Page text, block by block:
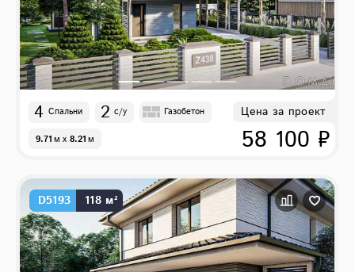
4 Спальни 2 с/у Газобетон
9.71м x 8.21м
Цена за проект
58 100 ₽
D5193 118 м²